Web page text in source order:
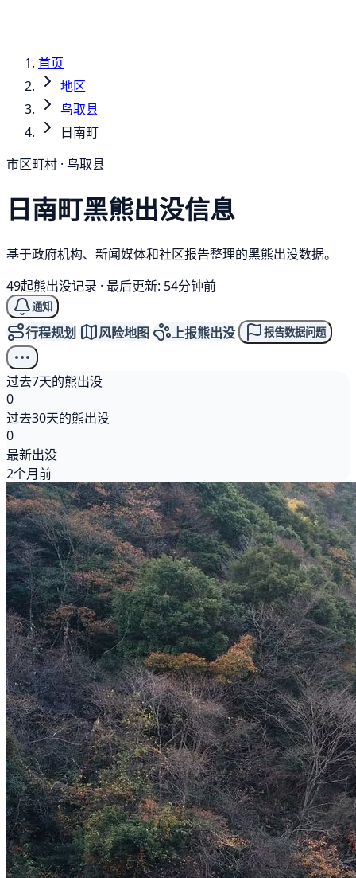
首页
地区
鸟取县
日南町
市区町村 · 鸟取县
日南町黑熊出没信息
基于政府机构、新闻媒体和社区报告整理的黑熊出没数据。
49起熊出没记录 · 最后更新: 54分钟前
通知
行程规划 风险地图 上报熊出没 报告数据问题
过去7天的熊出没
0
过去30天的熊出没
0
最新出没
2个月前